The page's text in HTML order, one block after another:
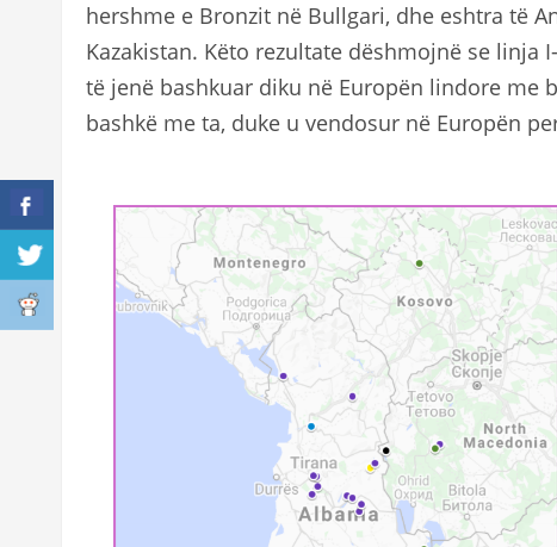
hershme e Bronzit në Bullgari, dhe eshtra të
Kazakistan. Këto rezultate dëshmojnë se linja
të jenë bashkuar diku në Europën lindore me
bashkë me ta, duke u vendosur në Europën